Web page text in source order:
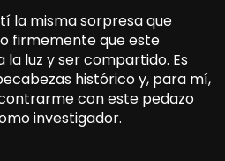
la misma sorpresa que
firmemente que este
luz y ser compartido. Es
histórico y, para mí,
con este pedazo
investigador.